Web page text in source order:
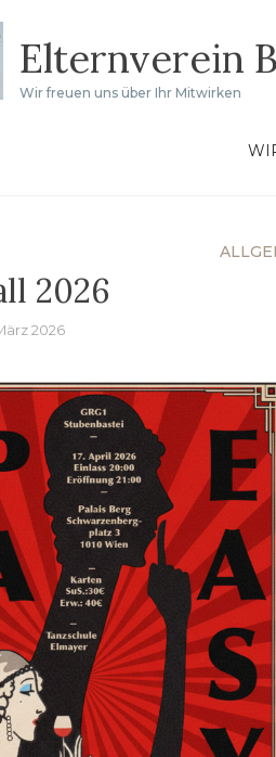
Elternverein
Wir freuen uns über Ihr Mitwirken
2026
2026